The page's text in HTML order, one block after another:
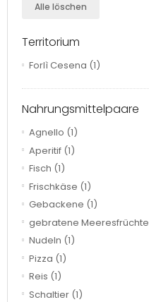
Alle löschen
Territorium
Forlì Cesena (1)
Nahrungsmittelpaare
Agnello (1)
Aperitif (1)
Fisch (1)
Frischkäse (1)
Gebackene (1)
gebratene Meeresfrüchte
Nudeln (1)
Pizza (1)
Reis (1)
Schaltier (1)